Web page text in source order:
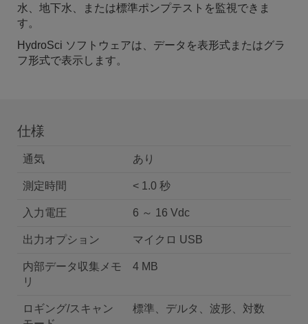
水、地下水、または標準ポンプテストを監視できま
す。
HydroSci ソフトウェアは、データを表形式またはグラ
フ形式で表示します。
仕様
通気 あり
測定時間 < 1.0 秒
入力電圧 6 ～ 16 Vdc
出力オプション マイクロ USB
内部データ収集メモ
リ
4 MB
ロギング/スキャン
標準、デルタ、波形、対数